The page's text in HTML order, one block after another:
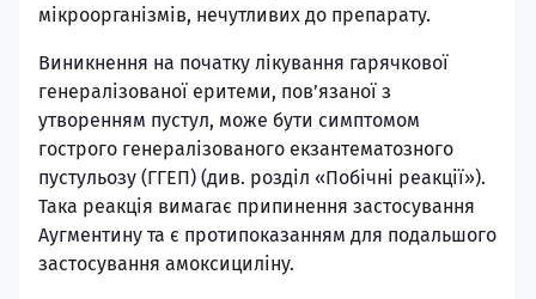
мікроорганізмів, нечутливих до препарату.
Виникнення на початку лікування гарячкової
генералізованої еритеми, пов’язаної з
утворенням пустул, може бути симптомом
гострого генералізованого екзантематозного
пустульозу (ГГЕП) (див. розділ «Побічні реакції»).
Така реакція вимагає припинення застосування
Аугментину та є протипоказанням для подальшого
застосування амоксициліну.